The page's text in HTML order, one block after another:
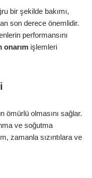
bir şekilde bakımı,
son derece önemlidir.
performansını
onarım işlemleri
ömürlü olmasını sağlar.
ve soğutma
zamanla sızıntılara ve